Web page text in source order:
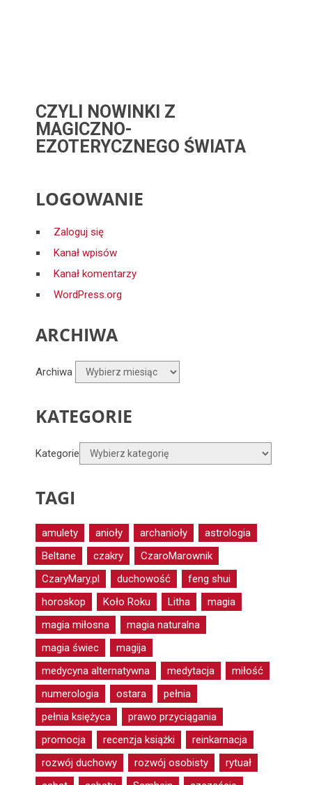
CZYLI NOWINKI Z
MAGICZNO-
EZOTERYCZNEGO ŚWIATA
LOGOWANIE
Zaloguj się
Kanał wpisów
Kanał komentarzy
WordPress.org
ARCHIWA
Archiwa
KATEGORIE
Kategorie
TAGI
amulety anioły archanioły
astrologia
Beltane
czakry
CzaroMarownik
CzaryMary.pl
duchowość
feng shui
horoskop
Koło Roku Litha
magia
magia miłosna
magia naturalna
magia świec
magija
medycyna alternatywna
medytacja
miłość
numerologia
ostara
pełnia
pełnia księżyca
prawo przyciągania
promocja
recenzja książki
reinkarnacja
rozwój duchowy
rozwój osobisty
rytuał